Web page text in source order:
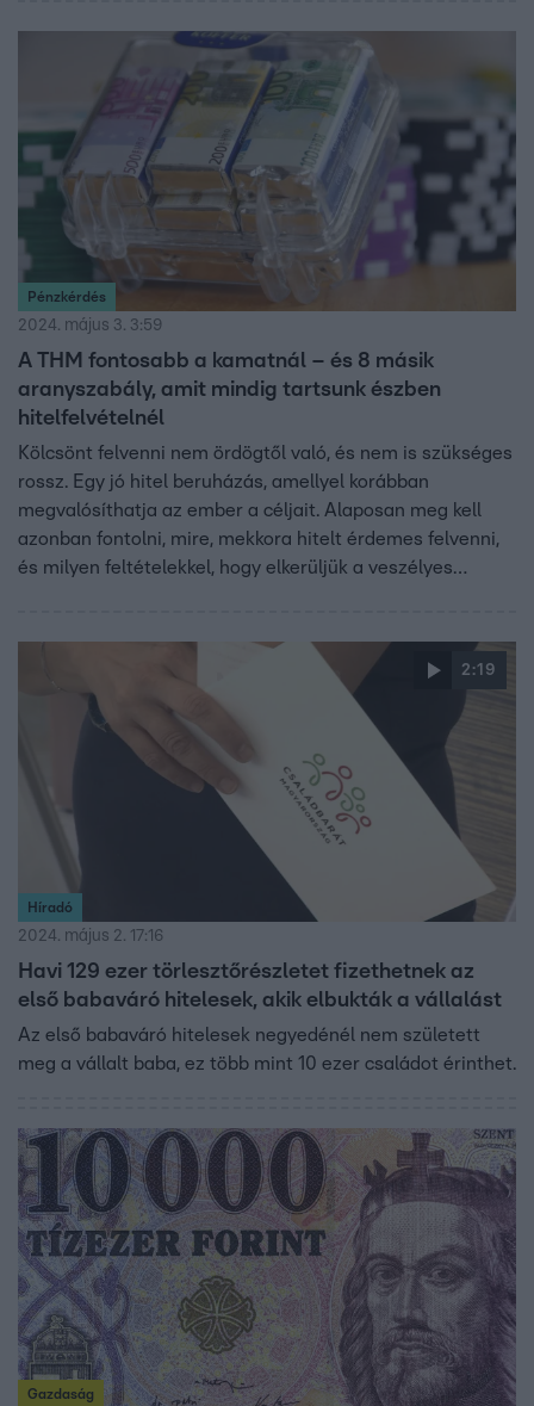
Pénzkérdés
2024. május 3. 3:59
A THM fontosabb a kamatnál – és 8 másik
aranyszabály, amit mindig tartsunk észben
hitelfelvételnél
Kölcsönt felvenni nem ördögtől való, és nem is szükséges
rossz. Egy jó hitel beruházás, amellyel korábban
megvalósíthatja az ember a céljait. Alaposan meg kell
azonban fontolni, mire, mekkora hitelt érdemes felvenni,
és milyen feltételekkel, hogy elkerüljük a veszélyes
versenyéből. Ezeket a szabályokat betartva lehet
nyertese egy hitelnek.
2:19
Híradó
2024. május 2. 17:16
Havi 129 ezer törlesztőrészletet fizethetnek az
első babaváró hitelesek, akik elbukták a vállalást
Az első babaváró hitelesek negyedénél nem született
meg a vállalt baba, ez több mint 10 ezer családot érinthet.
Gazdaság